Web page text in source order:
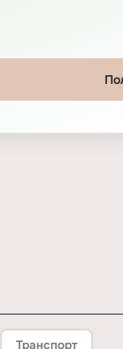
Транспорт